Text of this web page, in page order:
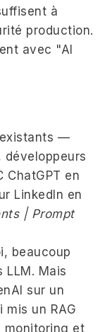
à
production.
avec "AI
—
en
LinkedIn en
| Prompt
beaucoup
Mais
sur un
un RAG
monitoring et